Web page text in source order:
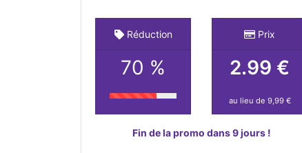
Réduction
70 %
Prix
2.99 €
au lieu de 9,99 €
Fin de la promo dans 9 jours !